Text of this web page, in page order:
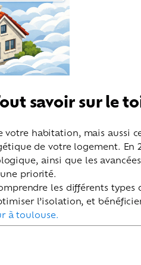
savoir sur le
votre habitation, mais aussi
de votre logement. En
ainsi que les
priorité.
les différents types
l’isolation, et
à toulouse.